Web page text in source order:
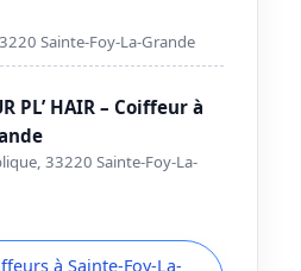
Sainte-Foy-La-Grande
PL’ HAIR – Coiffeur à
33220 Sainte-Foy-La-
à Sainte-Foy-La-